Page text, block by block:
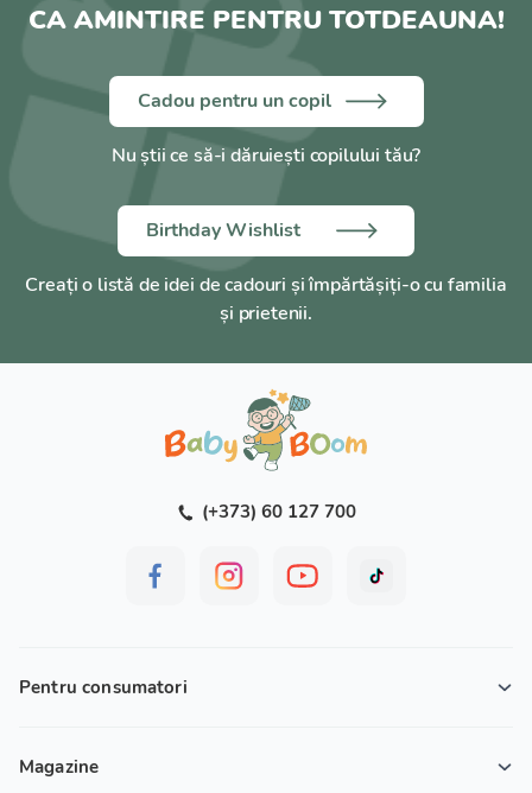
CA AMINTIRE PENTRU TOTDEAUNA!
Cadou pentru un copil
Nu știi ce să-i dăruiești copilului tău?
Birthday Wishlist
Creați o listă de idei de cadouri și împărtășiți-o cu familia
și prietenii.
(+373) 60 127 700
Pentru consumatori
Magazine